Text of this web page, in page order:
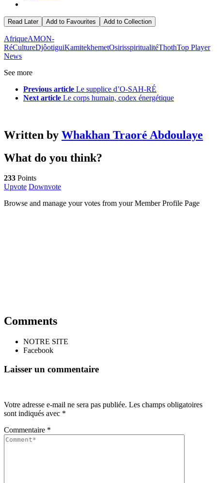
Read Later Add to Favourites Add to Collection
AfriqueAMON-
RéCultureDjôotiguiKamitekhemetOsirisspiritualitéThothTop Player
News
See more
Previous article Le supplice d’O-SAH-RÉ
Next article Le corps humain, codex énergétique
Written by Whakhan Traoré Abdoulaye
What do you think?
233 Points
Upvote Downvote
Browse and manage your votes from your Member Profile Page
Comments
NOTRE SITE
Facebook
Laisser un commentaire
Votre adresse e-mail ne sera pas publiée. Les champs obligatoires
sont indiqués avec *
Commentaire *